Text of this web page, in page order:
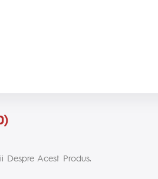
Despre Acest Produs.